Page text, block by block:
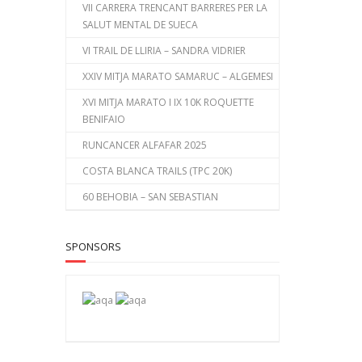
VII CARRERA TRENCANT BARRERES PER LA
SALUT MENTAL DE SUECA
VI TRAIL DE LLIRIA – SANDRA VIDRIER
XXIV MITJA MARATO SAMARUC – ALGEMESI
XVI MITJA MARATO I IX 10K ROQUETTE
BENIFAIO
RUNCANCER ALFAFAR 2025
COSTA BLANCA TRAILS (TPC 20K)
60 BEHOBIA – SAN SEBASTIAN
SPONSORS